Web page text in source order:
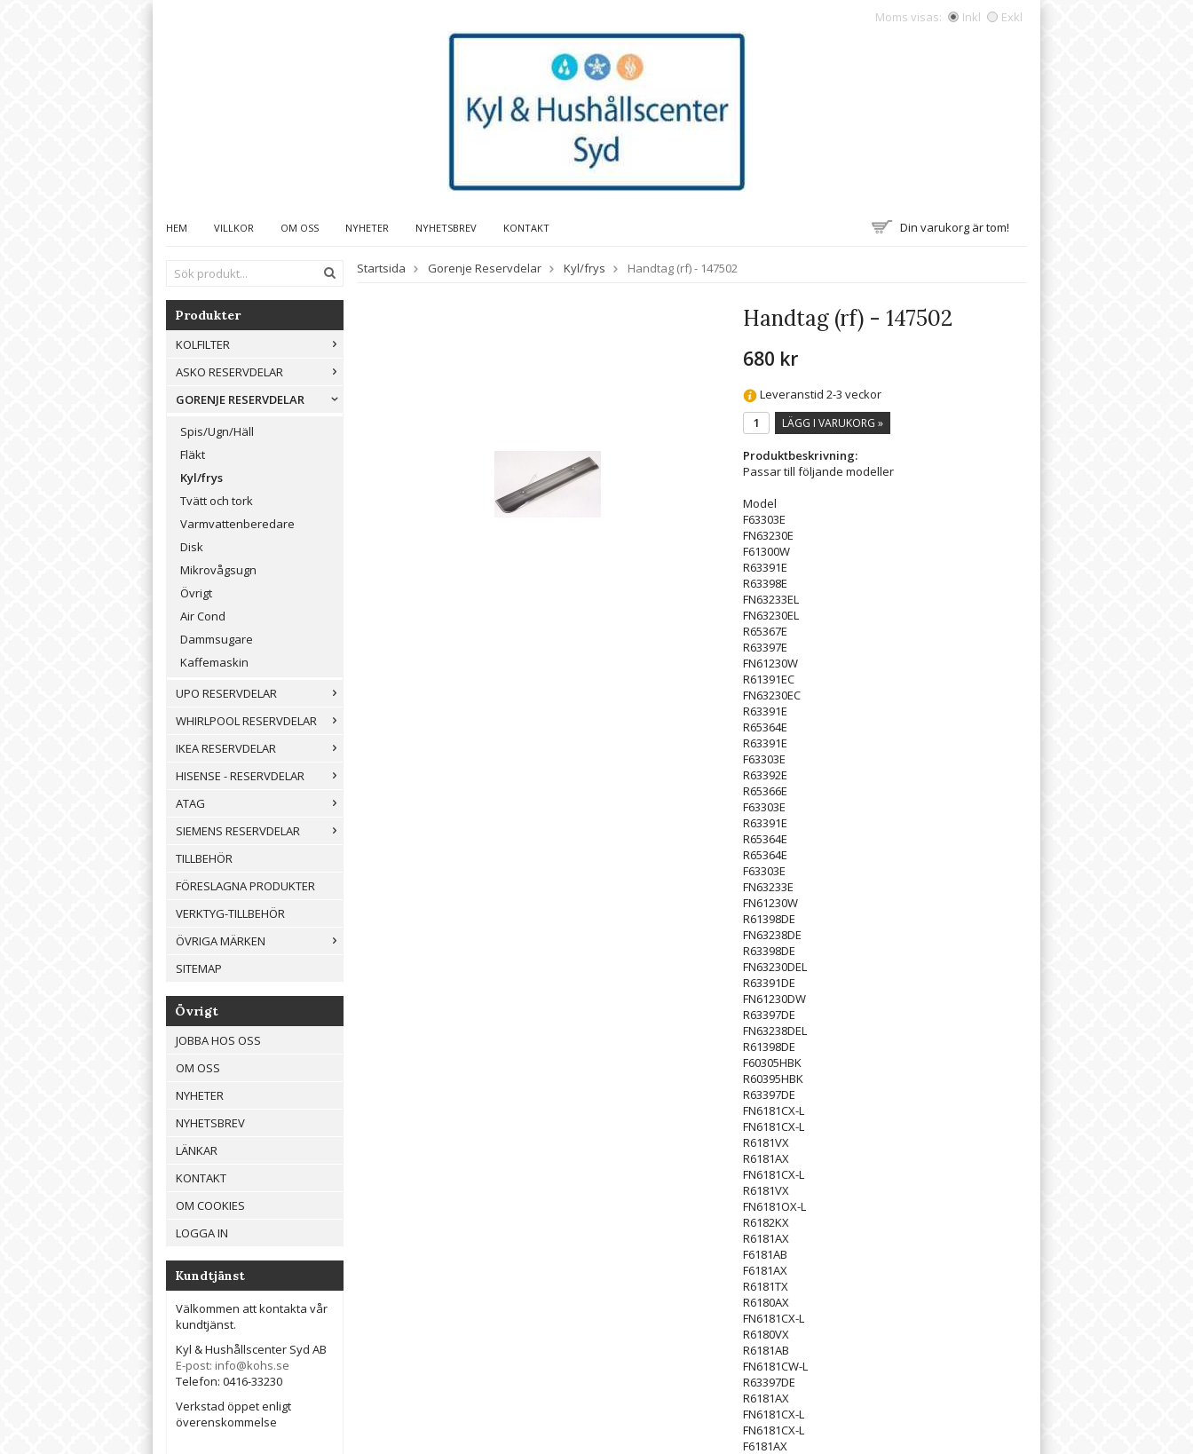
Moms visas: Inkl Exkl
HEM VILLKOR OM OSS NYHETER NYHETSBREV KONTAKT Din varukorg är tom!
Produkter
KOLFILTER
ASKO RESERVDELAR
GORENJE RESERVDELAR
Spis/Ugn/Häll
Fläkt
Kyl/frys
Tvätt och tork
Varmvattenberedare
Disk
Mikrovågsugn
Övrigt
Air Cond
Dammsugare
Kaffemaskin
UPO RESERVDELAR
WHIRLPOOL RESERVDELAR
IKEA RESERVDELAR
HISENSE - RESERVDELAR
ATAG
SIEMENS RESERVDELAR
TILLBEHÖR
FÖRESLAGNA PRODUKTER
VERKTYG-TILLBEHÖR
ÖVRIGA MÄRKEN
SITEMAP
Övrigt
JOBBA HOS OSS
OM OSS
NYHETER
NYHETSBREV
LÄNKAR
KONTAKT
OM COOKIES
LOGGA IN
Kundtjänst
Välkommen att kontakta vår
kundtjänst.
Kyl & Hushållscenter Syd AB
E-post: info@kohs.se
Telefon: 0416-33230
Verkstad öppet enligt
överenskommelse
Startsida Gorenje Reservdelar Kyl/frys Handtag (rf) - 147502
Handtag (rf) - 147502
680 kr
Leveranstid 2-3 veckor
LÄGG I VARUKORG »
Produktbeskrivning:
Passar till följande modeller
Model
F63303E
FN63230E
F61300W
R63391E
R63398E
FN63233EL
FN63230EL
R65367E
R63397E
FN61230W
R61391EC
FN63230EC
R63391E
R65364E
R63391E
F63303E
R63392E
R65366E
F63303E
R63391E
R65364E
R65364E
F63303E
FN63233E
FN61230W
R61398DE
FN63238DE
R63398DE
FN63230DEL
R63391DE
FN61230DW
R63397DE
FN63238DEL
R61398DE
F60305HBK
R60395HBK
R63397DE
FN6181CX-L
FN6181CX-L
R6181VX
R6181AX
FN6181CX-L
R6181VX
FN6181OX-L
R6182KX
R6181AX
F6181AB
F6181AX
R6181TX
R6180AX
FN6181CX-L
R6180VX
R6181AB
FN6181CW-L
R63397DE
R6181AX
FN6181CX-L
FN6181CX-L
F6181AX